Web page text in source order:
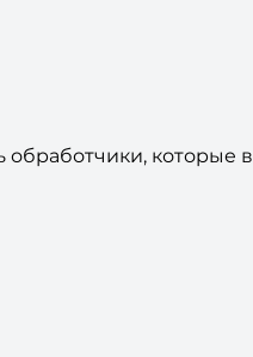
обработчики, которые